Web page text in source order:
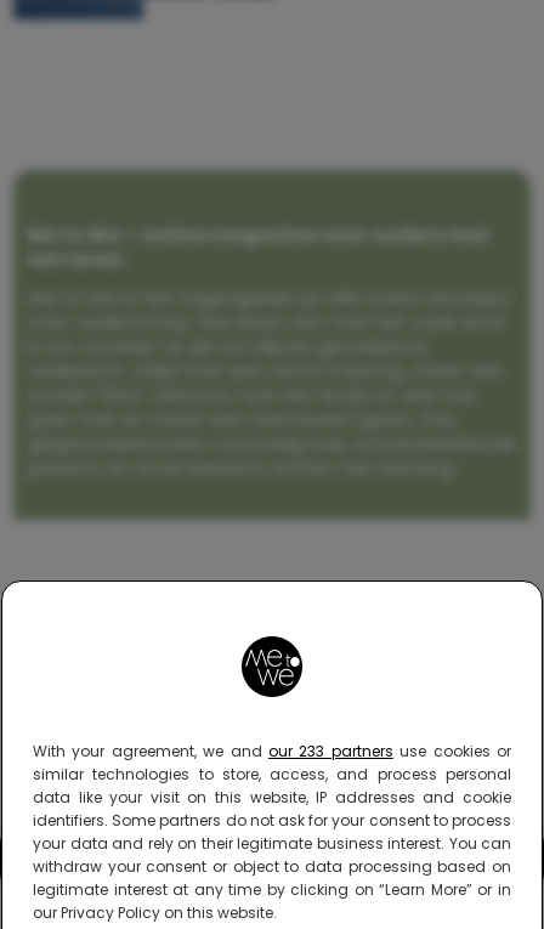
With your agreement, we and our 233 partners use cookies or
similar technologies to store, access, and process personal
data like your visit on this website, IP addresses and cookie
identifiers. Some partners do not ask for your consent to process
your data and rely on their legitimate business interest. You can
withdraw your consent or object to data processing based on
legitimate interest at any time by clicking on “Learn More” or in
our Privacy Policy on this website.
Me to We – online magazine voor ouders met